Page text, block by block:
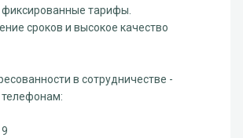
тарифы.
сроков и высокое качество
в сотрудничестве -